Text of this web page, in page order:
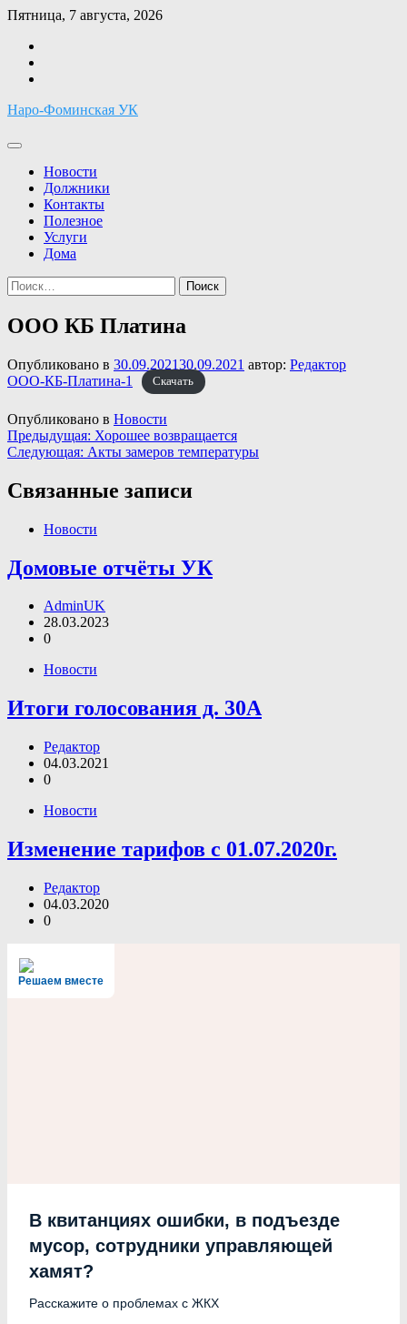
Перейти
содержимому
Пятница, 7 августа, 2026
Наро-Фоминская УК
Новости
Должники
Контакты
Полезное
Услуги
Дома
Найти:
ООО КБ Платина
Опубликовано в 30.09.202130.09.2021 автор: Редактор
ООО-КБ-Платина-1
Скачать
Опубликовано в Новости
Навигация
по
записям
Предыдущая: Хорошее возвращается
Следующая: Акты замеров температуры
Связанные записи
Новости
Домовые отчёты УК
AdminUK
28.03.2023
0
Новости
Итоги голосования д. 30А
Редактор
04.03.2021
0
Новости
Изменение тарифов с 01.07.2020г.
Редактор
04.03.2020
0
Решаем вместе
В квитанциях ошибки, в подъезде
мусор, сотрудники управляющей
хамят?
Расскажите о проблемах с ЖКХ